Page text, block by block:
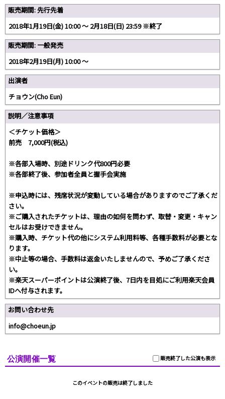
販売期間: 先行先着
2018年1月19日(金) 10:00 〜 2月18日(日) 23:59 ※終了
販売期間: 一般発売
2018年2月19日(月) 10:00 〜
出演者
チョウン(Cho Eun)
説明／注意事項
＜チケット価格＞
前売 7,000円(税込)
※各部入場時、別途ドリンク代800円必要
※各部終了後、参加者全員と握手会実施
※申込時には、残席状況が変動している場合がありますのでご了承くだ
さい。
※ご購入されたチケットは、理由の如何を問わず、取替・変更・キャン
セルはお受けできません。
※購入時、チケット代の他にシステム利用料等、各種手数料が必要とな
ります。
※中止等の場合、手数料は返金いたしませんので、予めご了承くださ
い。
※楽天スーパーポイントは公演終了後、7日内を目処にご利用楽天会員
IDへ付与されます。
お問い合わせ先
info@choeun.jp
販売終了した公演も表示
公演開催一覧
このイベントの販売は終了しました